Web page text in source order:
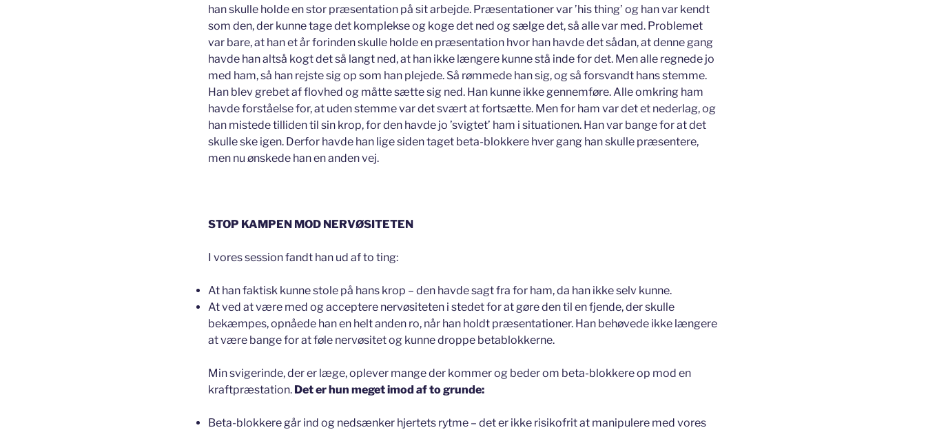
han skulle holde en stor præsentation på sit arbejde. Præsentationer var ’his thing’ og han var kendt
som den, der kunne tage det komplekse og koge det ned og sælge det, så alle var med. Problemet
var bare, at han et år forinden skulle holde en præsentation hvor han havde det sådan, at denne gang
havde han altså kogt det så langt ned, at han ikke længere kunne stå inde for det. Men alle regnede jo
med ham, så han rejste sig op som han plejede. Så rømmede han sig, og så forsvandt hans stemme.
Han blev grebet af flovhed og måtte sætte sig ned. Han kunne ikke gennemføre. Alle omkring ham
havde forståelse for, at uden stemme var det svært at fortsætte. Men for ham var det et nederlag, og
han mistede tilliden til sin krop, for den havde jo ’svigtet’ ham i situationen. Han var bange for at det
skulle ske igen. Derfor havde han lige siden taget beta-blokkere hver gang han skulle præsentere,
men nu ønskede han en anden vej.
STOP KAMPEN MOD NERVØSITETEN
I vores session fandt han ud af to ting:
At han faktisk kunne stole på hans krop – den havde sagt fra for ham, da han ikke selv kunne.
At ved at være med og acceptere nervøsiteten i stedet for at gøre den til en fjende, der skulle
bekæmpes, opnåede han en helt anden ro, når han holdt præsentationer. Han behøvede ikke længere
at være bange for at føle nervøsitet og kunne droppe betablokkerne.
Min svigerinde, der er læge, oplever mange der kommer og beder om beta-blokkere op mod en
kraftpræstation. Det er hun meget imod af to grunde:
Beta-blokkere går ind og nedsænker hjertets rytme – det er ikke risikofrit at manipulere med vores